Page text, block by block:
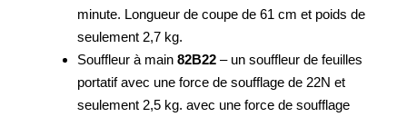
minute. Longueur de coupe de 61 cm et poids de
seulement 2,7 kg.
Souffleur à main 82B22 – un souffleur de feuilles
portatif avec une force de soufflage de 22N et
seulement 2,5 kg. avec une force de soufflage